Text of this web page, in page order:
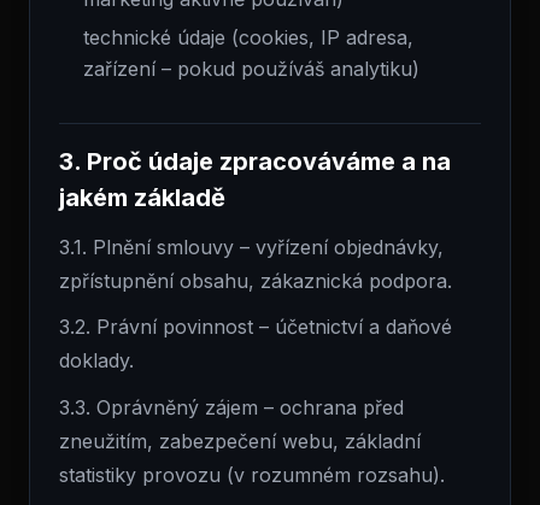
technické údaje (cookies, IP adresa,
zařízení – pokud používáš analytiku)
3. Proč údaje zpracováváme a na
jakém základě
3.1. Plnění smlouvy – vyřízení objednávky,
zpřístupnění obsahu, zákaznická podpora.
3.2. Právní povinnost – účetnictví a daňové
doklady.
3.3. Oprávněný zájem – ochrana před
zneužitím, zabezpečení webu, základní
statistiky provozu (v rozumném rozsahu).